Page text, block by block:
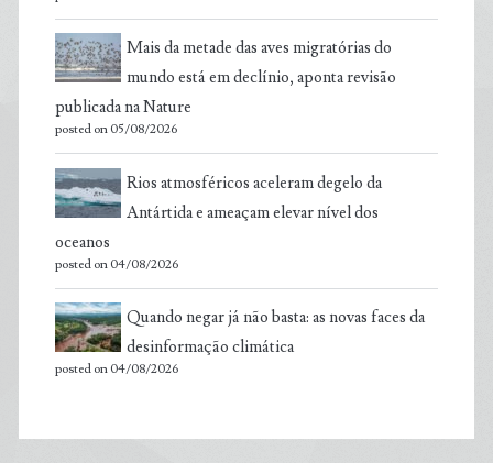
Mais da metade das aves migratórias do
mundo está em declínio, aponta revisão
publicada na Nature
posted on 05/08/2026
Rios atmosféricos aceleram degelo da
Antártida e ameaçam elevar nível dos
oceanos
posted on 04/08/2026
Quando negar já não basta: as novas faces da
desinformação climática
posted on 04/08/2026